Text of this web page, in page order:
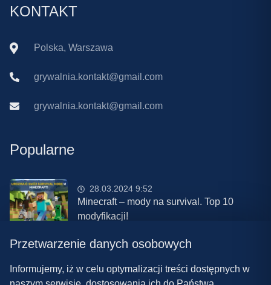
KONTAKT
Polska, Warszawa
grywalnia.kontakt@gmail.com
grywalnia.kontakt@gmail.com
Popularne
28.03.2024 9:52
Minecraft – mody na survival. Top 10
modyfikacji!
08.03.2024 13:28
Najlepsze mody do ETS 2 w 2024 roku –
nowa paczka!
Przetwarzenie danych osobowych
Informujemy, iż w celu optymalizacji treści dostępnych w